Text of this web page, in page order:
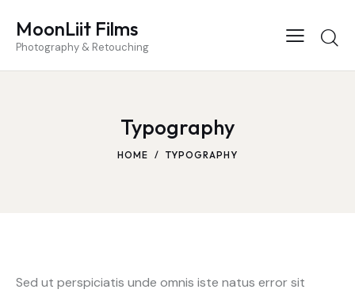
MoonLiit Films
Photography & Retouching
Typography
HOME TYPOGRAPHY
Sed ut perspiciatis unde omnis iste natus error sit